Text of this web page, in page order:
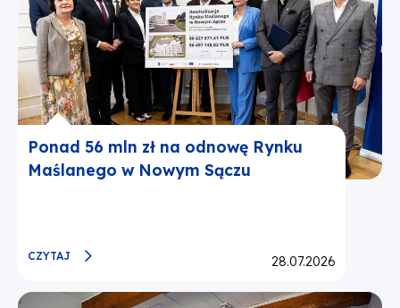
Ponad 56 mln zł na odnowę Rynku
Maślanego w Nowym Sączu
CZYTAJ Opublikowano:
28.07.2026